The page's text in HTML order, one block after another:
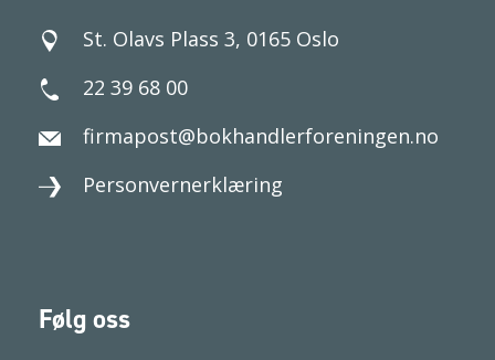
St. Olavs Plass 3, 0165 Oslo
22 39 68 00
firmapost@bokhandlerforeningen.no
Personvernerklæring
Følg oss